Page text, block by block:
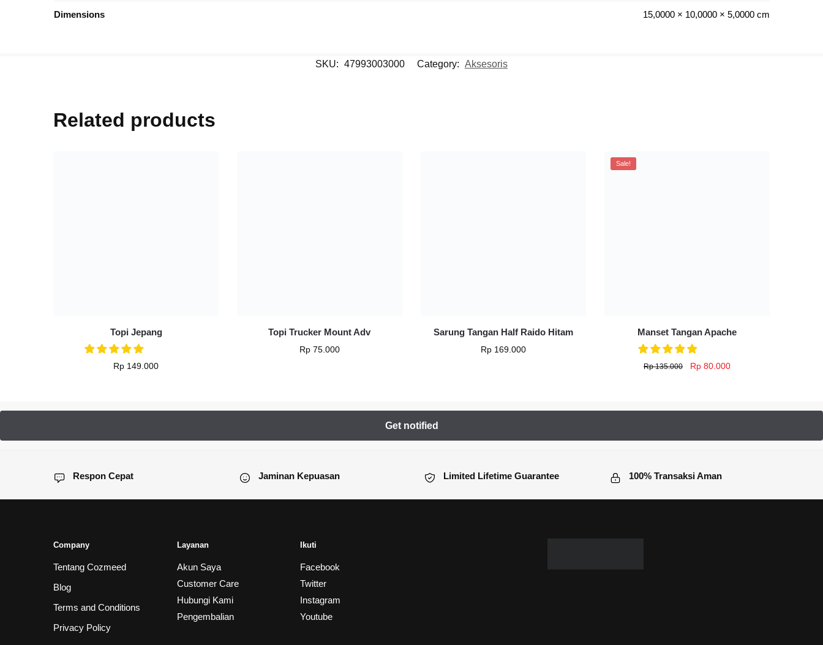
Dimensions 15,0000 × 10,0000 × 5,0000 cm
SKU: 47993003000 Category: Aksesoris
Related products
Topi Jepang
Rp 149.000
Topi Trucker Mount Adv
Rp75.000
Sarung Tangan Half Raido Hitam
Rp169.000
Sale!
Manset Tangan Apache
Rp135.000
Original
Rp80.000Current
Respon Cepat Jaminan Kepuasan Limited Lifetime Guarantee 100% Transaksi Aman
Company
Tentang Cozmeed
Blog
Terms and Conditions
Privacy Policy
Layanan
Akun Saya
Customer Care
Hubungi Kami
Pengembalian
Ikuti
Facebook
Twitter
Instagram
Youtube